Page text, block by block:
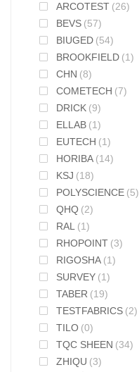
ARCOTEST (26)
BEVS (57)
BIUGED (54)
BROOKFIELD (1)
CHN (8)
COMETECH (7)
DRICK (9)
ELLAB (1)
EUTECH (1)
HORIBA (14)
KSJ (18)
POLYSCIENCE (5)
QHQ (2)
RAL (1)
RHOPOINT (3)
RIGOSHA (1)
SURVEY (1)
TABER (19)
TESTFABRICS (2)
TILO (0)
TQC SHEEN (34)
ZHIQU (3)